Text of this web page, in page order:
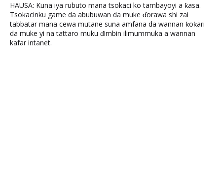
HAUSA: Kuna iya rubuto mana tsokaci ko tambayoyi a ƙasa.
Tsokacinku game da abubuwan da muke ɗorawa shi zai
tabbatar mana cewa mutane suna amfana da wannan ƙoƙari
da muke yi na tattaro muku ɗimbin ilimummuka a wannan
kafar intanet.